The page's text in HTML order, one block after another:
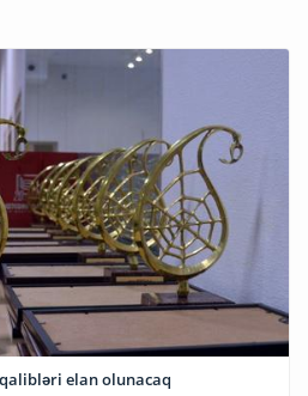
elan olunacaq